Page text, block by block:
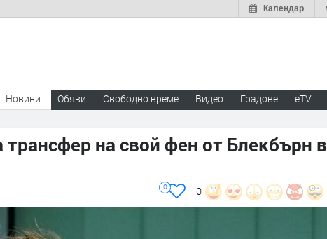
Календар
Новини Обяви Свободно време Видео Градове eTV
на свой фен от Блекбърн в
0
0